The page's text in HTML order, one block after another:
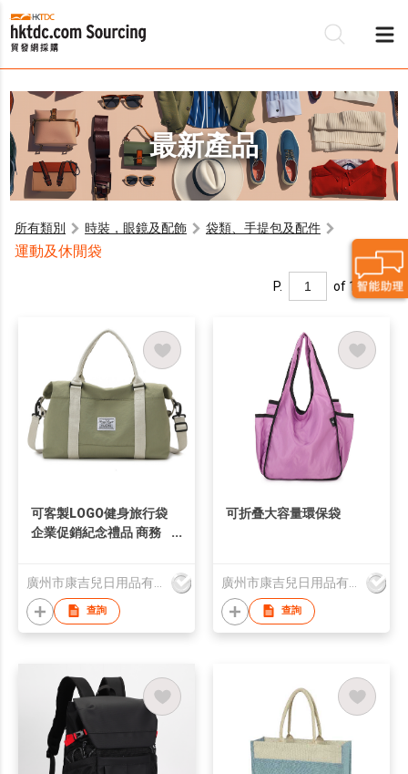
最新產品
所有類別 時裝，眼鏡及配飾 袋類、手提包及配件
運動及休閒袋
P. of 1
可客製LOGO健身旅行袋
企業促銷紀念禮品 商務
查詢
可折叠大容量環保袋
查詢